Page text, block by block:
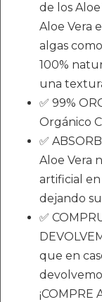
de los
Aloe Vera
algas
100%
una
✅ 99%
Orgánico
✅
Aloe Vera
artificial
dejando
✅
que en
¡COMPRE